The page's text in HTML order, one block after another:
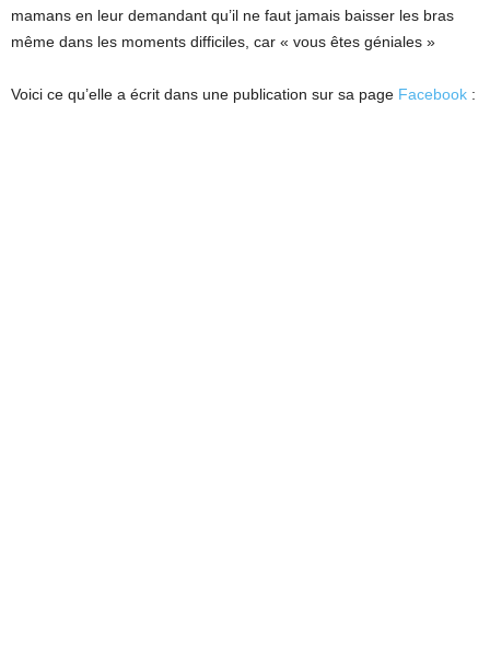
mamans en leur demandant qu’il ne faut jamais baisser les bras
même dans les moments difficiles, car « vous êtes géniales »
Voici ce qu’elle a écrit dans une publication sur sa page Facebook :